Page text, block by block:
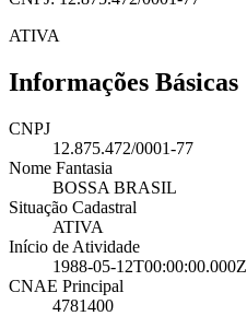
ATIVA
Informações Básicas
CNPJ
12.875.472/0001-77
Nome Fantasia
BOSSA BRASIL
Situação Cadastral
ATIVA
Início de Atividade
1988-05-12T00:00:00.000Z
CNAE Principal
4781400